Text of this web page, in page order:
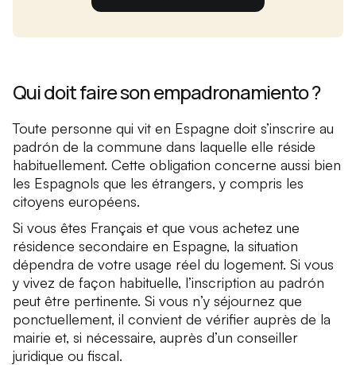
Qui doit faire son empadronamiento ?
Toute personne qui vit en Espagne doit s’inscrire au
padrón de la commune dans laquelle elle réside
habituellement. Cette obligation concerne aussi bien
les Espagnols que les étrangers, y compris les
citoyens européens.
Si vous êtes Français et que vous achetez une
résidence secondaire en Espagne, la situation
dépendra de votre usage réel du logement. Si vous
y vivez de façon habituelle, l’inscription au padrón
peut être pertinente. Si vous n’y séjournez que
ponctuellement, il convient de vérifier auprès de la
mairie et, si nécessaire, auprès d’un conseiller
juridique ou fiscal.